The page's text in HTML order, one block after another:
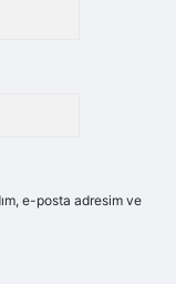
e-posta adresim ve